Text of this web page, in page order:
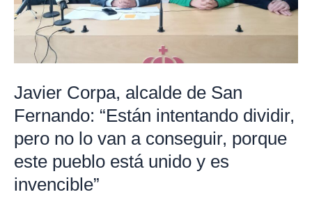
Javier Corpa, alcalde de San
Fernando: “Están intentando dividir,
pero no lo van a conseguir, porque
este pueblo está unido y es
invencible”
dividir,
pero
van
a
conseguir,
porque
este
pueblo